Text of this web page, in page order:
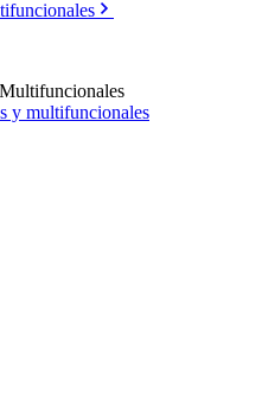
y multifuncionales